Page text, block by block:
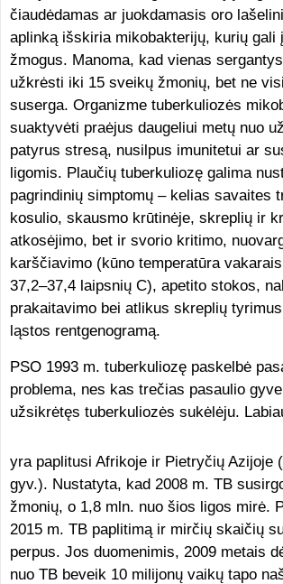
čiaudėdamas ar juokdamasis oro
aplinką išskiria mikobakterijų, kurių gali
žmogus. Manoma, kad vienas
užkrėsti iki 15 sveikų žmonių, bet ne
suserga. Organizme tuberkuliozės
suaktyvėti praėjus daugeliui metų nuo
patyrus stresą, nusilpus imunitetui ar
ligomis. Plaučių tuberkuliozę galima
pagrindinių simptomų – kelias savaites
kosulio, skausmo krūtinėje, skreplių ir
atkosėjimo, bet ir svorio kritimo,
karščiavimo (kūno temperatūra
37,2–37,4 laipsnių C), apetito stokos,
prakaitavimo bei atlikus skreplių
ląstos rentgenogramą.
PSO 1993 m. tuberkuliozę paskelbė
problema, nes kas trečias pasaulio
užsikrėtęs tuberkuliozės sukėlėju.
yra paplitusi Afrikoje ir Pietryčių Azijoje
gyv.). Nustatyta, kad 2008 m. TB
žmonių, o 1,8 mln. nuo šios ligos mirė.
2015 m. TB paplitimą ir mirčių skaičių
perpus. Jos duomenimis, 2009 metais
nuo TB beveik 10 milijonų vaikų tapo